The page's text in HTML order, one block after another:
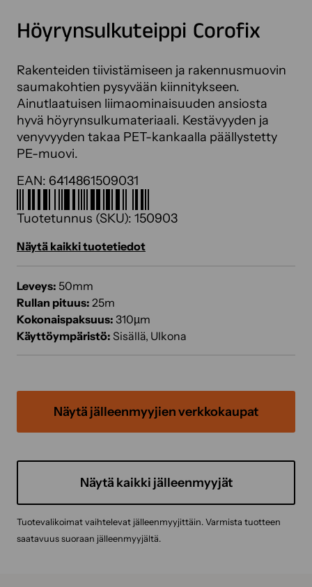
Höyrynsulkuteippi Corofix
Rakenteiden tiivistämiseen ja rakennusmuovin
saumakohtien pysyvään kiinnitykseen.
Ainutlaatuisen liimaominaisuuden ansiosta
hyvä höyrynsulkumateriaali. Kestävyyden ja
venyvyyden takaa PET-kankaalla päällystetty
PE-muovi.
EAN: 6414861509031
Tuotetunnus (SKU): 150903
Näytä kaikki tuotetiedot
Leveys: 50mm
Rullan pituus: 25m
Kokonaispaksuus: 310µm
Käyttöympäristö: Sisällä, Ulkona
Näytä jälleenmyyjien verkkokaupat
Näytä kaikki jälleenmyyjät
Tuotevalikoimat vaihtelevat jälleenmyyjittäin. Varmista tuotteen
saatavuus suoraan jälleenmyyjältä.